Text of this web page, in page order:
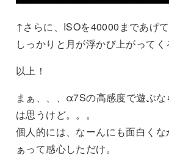
↑さらに、ISOを40000まであげ
しっかりと月が浮かび上がってく
以上！
まぁ、、、α7Sの高感度で遊ぶ
は思うけど。。。
個人的には、なーんにも面白く
ぁって感心しただけ。